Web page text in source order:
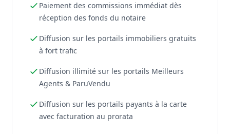
Paiement des commissions immédiat dès
réception des fonds du notaire
Diffusion sur les portails immobiliers gratuits
à fort trafic
Diffusion illimité sur les portails Meilleurs
Agents & ParuVendu
Diffusion sur les portails payants à la carte
avec facturation au prorata